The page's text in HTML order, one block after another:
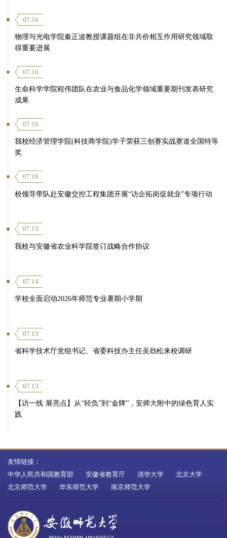
07.16
物理与光电学院秦正波教授课题组在非共价相互作用研究领域取
得重要进展
07.10
生命科学学院程伟团队在农业与食品化学领域重要期刊发表研究
成果
07.16
我校经济管理学院(科技商学院)学子荣获三创赛实战赛道全国特等
奖
07.16
校领导带队赴安徽交控工程集团开展“访企拓岗促就业”专项行动
07.15
我校与安徽省农业科学院签订战略合作协议
07.14
学校全面启动2026年师范专业暑期小学期
07.13
省科学技术厅党组书记、省委科技办主任吴劲松来校调研
07.13
【访一线·展亮点】从“轻负”到“金牌”，安师大附中的绿色育人实
践
友情链接：
中华人民共和国教育部
安徽省教育厅 清华大学
北京大学
北京师范大学
华东师范大学 南京师范大学